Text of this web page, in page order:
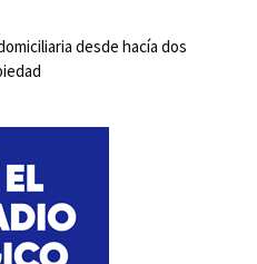
desde hacía dos